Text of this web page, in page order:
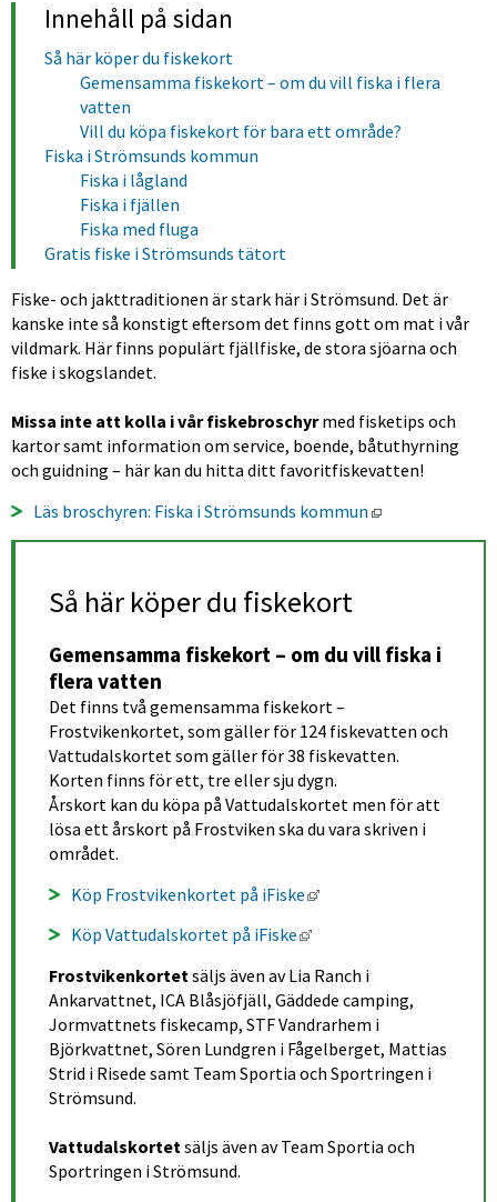
Innehåll på sidan
Så här köper du fiskekort
Gemensamma fiskekort – om du vill fiska i flera
vatten
Vill du köpa fiskekort för bara ett område?
Fiska i Strömsunds kommun
Fiska i lågland
Fiska i fjällen
Fiska med fluga
Gratis fiske i Strömsunds tätort
Fiske- och jakttraditionen är stark här i Strömsund. Det är
kanske inte så konstigt eftersom det finns gott om mat i vår
vildmark. Här finns populärt fjällfiske, de stora sjöarna och
fiske i skogslandet.
Missa inte att kolla i vår fiskebroschyr med fisketips och
kartor samt information om service, boende, båtuthyrning
och guidning – här kan du hitta ditt favoritfiskevatten!
Läs broschyren: Fiska i Strömsunds kommun
Så här köper du fiskekort
Gemensamma fiskekort – om du vill fiska i
flera vatten
Det finns två gemensamma fiskekort –
Frostvikenkortet, som gäller för 124 fiskevatten och
Vattudalskortet som gäller för 38 fiskevatten.
Korten finns för ett, tre eller sju dygn.
Årskort kan du köpa på Vattudalskortet men för att
lösa ett årskort på Frostviken ska du vara skriven i
området.
Köp Frostvikenkortet på iFiske
Länk till annan
Köp Vattudalskortet på iFiske
Länk till annan
Frostvikenkortet säljs även av Lia Ranch i
Ankarvattnet, ICA Blåsjöfjäll, Gäddede camping,
Jormvattnets fiskecamp, STF Vandrarhem i
Björkvattnet, Sören Lundgren i Fågelberget, Mattias
Strid i Risede samt Team Sportia och Sportringen i
Strömsund.
Vattudalskortet säljs även av Team Sportia och
Sportringen i Strömsund.